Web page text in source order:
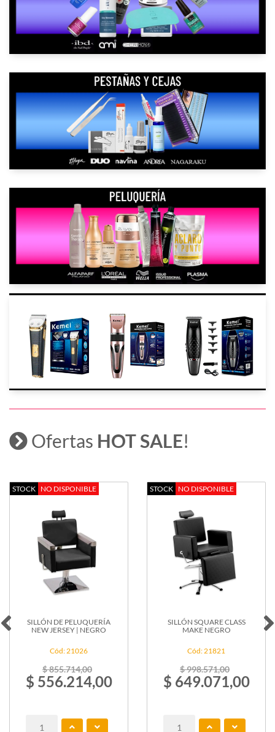
Ofertas HOT SALE!
STOCK NO DISPONIBLE
SILLÓN DE PELUQUERÍA
NEW JERSEY | NEGRO
Cód: 21026
$ 855.714,00
$ 556.214,00
STOCK NO DISPONIBLE
SILLÓN SQUARE CLASS
MAKE NEGRO
Cód: 21821
$ 998.571,00
$ 649.071,00